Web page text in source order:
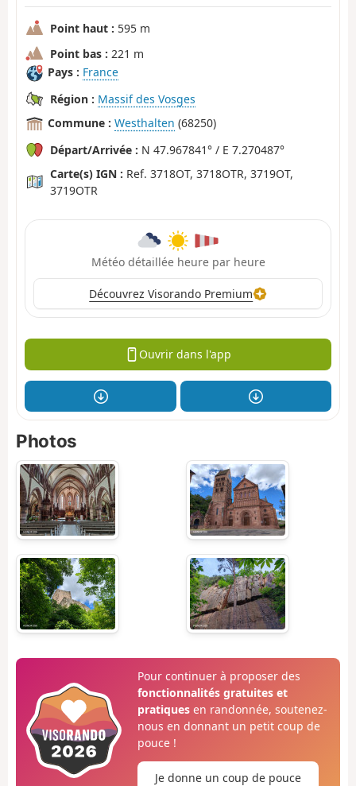
Point haut : 595 m
Point bas : 221 m
Pays : France
Région : Massif des Vosges
Commune : Westhalten (68250)
Départ/Arrivée : N 47.967841° / E 7.270487°
Carte(s) IGN : Ref. 3718OT, 3718OTR, 3719OT,
3719OTR
Météo détaillée heure par heure
Découvrez Visorando Premium
Ouvrir dans l'app
Photos
Pour continuer à proposer des
fonctionnalités gratuites et
pratiquesen randonnée, soutenez-
nous en donnant un petit coup de
pouce !
Je donne un coup de pouce